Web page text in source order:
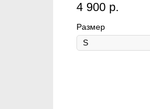
4 900 р.
Размер